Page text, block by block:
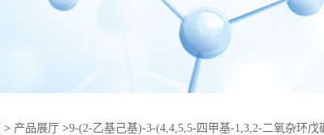
> 产品展厅 >9-(2-乙基己基)-3-(4,4,5,5-四甲基-1,3,2-二氧杂环